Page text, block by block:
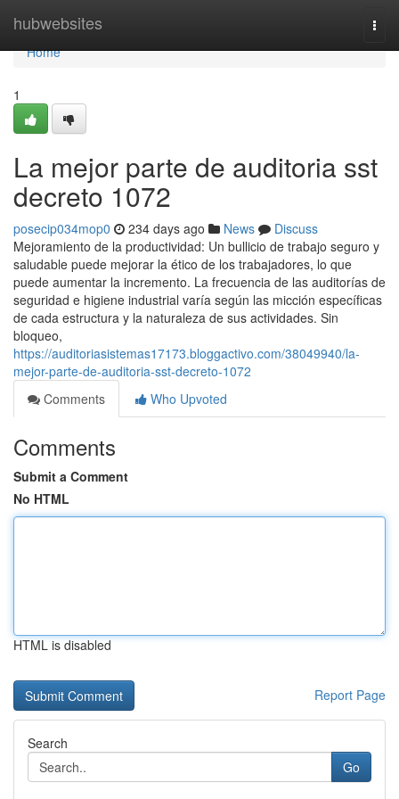
hubwebsites
Home
Home
1
La mejor parte de auditoria sst
decreto 1072
posecip034mop0 234 days ago News
Discuss
Mejoramiento de la productividad: Un bullicio de trabajo seguro y
saludable puede mejorar la ético de los trabajadores, lo que
puede aumentar la incremento. La frecuencia de las auditorías de
seguridad e higiene industrial varía según las micción específicas
de cada estructura y la naturaleza de sus actividades. Sin
bloqueo,
https://auditoriasistemas17173.bloggactivo.com/38049940/la-
mejor-parte-de-auditoria-sst-decreto-1072
Comments
Who Upvoted
Comments
Submit a Comment
No HTML
HTML is disabled
Report Page
Search
Go